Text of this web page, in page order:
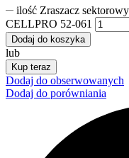
ilość Zraszacz
CELLPRO 52-061
Dodaj do koszyka
lub
Kup teraz
Dodaj do obserwowanych
Dodaj do porówniania